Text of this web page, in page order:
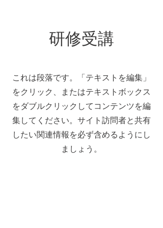
研修受講
これは段落です。「テキストを編集」
をクリック、またはテキストボックス
をダブルクリックしてコンテンツを編
集してください。サイト訪問者と共有
したい関連情報を必ず含めるようにし
ましょう。